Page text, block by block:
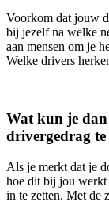
Voorkom dat jouw
bij jezelf na welke
aan mensen om je
Welke drivers
Wat kun je dan
drivergedrag
Als je merkt dat je
hoe dit bij jou werkt
in te zetten. Met de